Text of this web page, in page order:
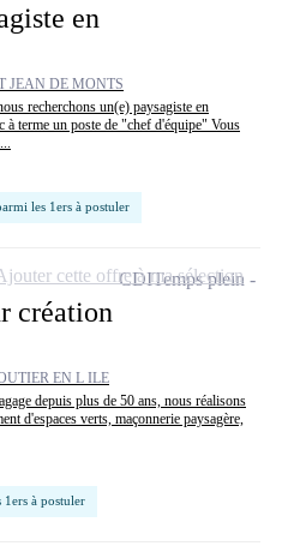
en
JEAN DE MONTS
recherchons un(e) paysagiste en
à terme un poste de "chef d'équipe" Vous
les 1ers à postuler
création
EN L ILE
depuis plus de 50 ans, nous réalisons
d'espaces verts, maçonnerie paysagère,
1ers à postuler
CDITemps plein
cette offre à ma sélection